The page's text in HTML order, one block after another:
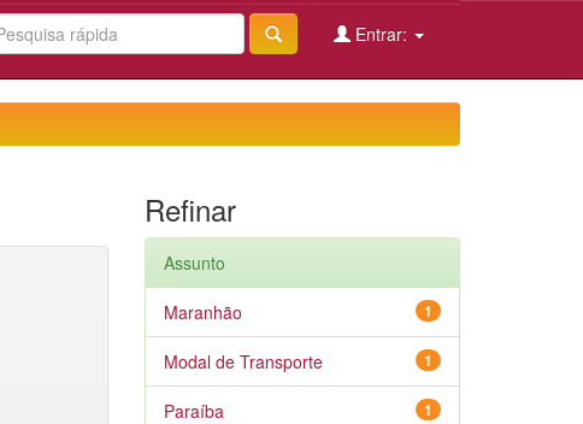
Entrar:
Refinar
Assunto
1
Maranhão
1
Modal de Transporte
1
Paraíba